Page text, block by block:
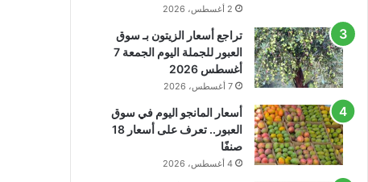
2 أغسطس، 2026
تراجع أسعار الزيتون بـ سوق
العبور للجملة اليوم الجمعة 7
أغسطس 2026
7 أغسطس، 2026
أسعار المانجو اليوم في سوق
العبور.. تعرف على أسعار 18
صنفًا
4 أغسطس، 2026